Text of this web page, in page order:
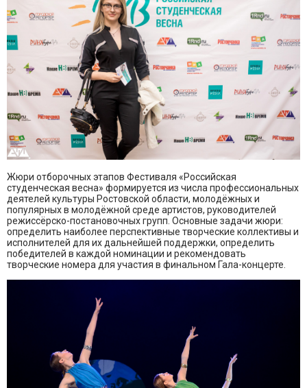
Жюри отборочных этапов Фестиваля «Российская
студенческая весна» формируется из числа профессиональных
деятелей культуры Ростовской области, молодёжных и
популярных в молодёжной среде артистов, руководителей
режиссёрско-постановочных групп. Основные задачи жюри:
определить наиболее перспективные творческие коллективы и
исполнителей для их дальнейшей поддержки, определить
победителей в каждой номинации и рекомендовать
творческие номера для участия в финальном Гала-концерте.